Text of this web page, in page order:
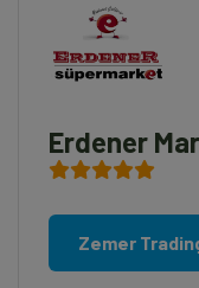
Erdener
Zemer